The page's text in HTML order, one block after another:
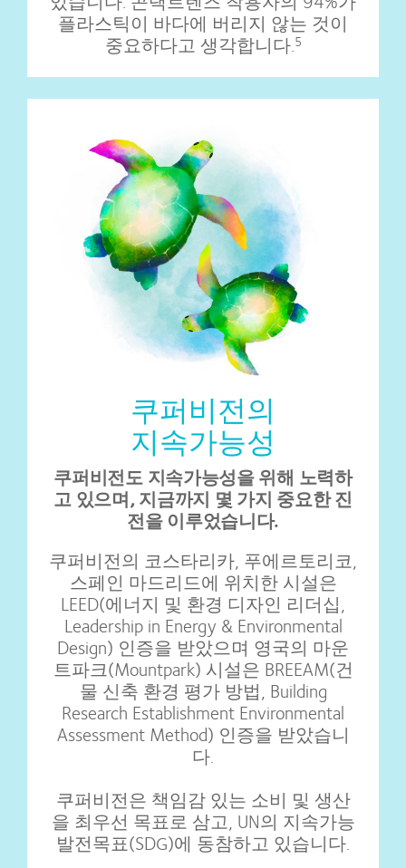
플라스틱이 바다에 버리지 않는 것이
중요하다고 생각합니다.5
쿠퍼비전의
지속가능성
쿠퍼비전도 지속가능성을 위해 노력하
고 있으며, 지금까지 몇 가지 중요한 진
전을 이루었습니다.
쿠퍼비전의 코스타리카, 푸에르토리코,
스페인 마드리드에 위치한 시설은
LEED(에너지 및 환경 디자인 리더십,
Leadership in Energy & Environmental
Design) 인증을 받았으며 영국의 마운
트파크(Mountpark) 시설은 BREEAM(건
물 신축 환경 평가 방법, Building
Research Establishment Environmental
Assessment Method) 인증을 받았습니
다.
쿠퍼비전은 책임감 있는 소비 및 생산
을 최우선 목표로 삼고, UN의 지속가능
발전목표(SDG)에 동참하고 있습니다.